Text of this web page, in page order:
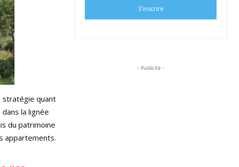
stratégie quant
la lignée
du patrimoine
appartements.
S'inscrire
- Publicité -